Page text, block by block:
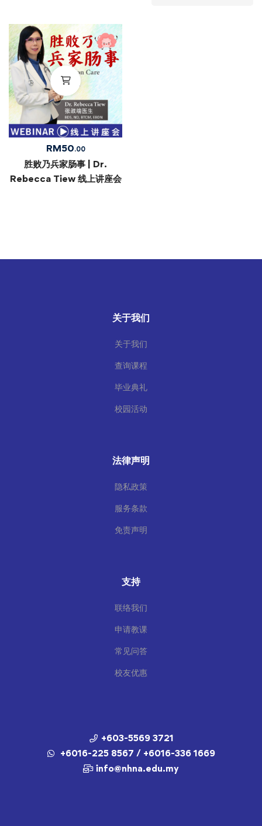
RM50.00
胜败乃兵家肠事 | Dr.
Rebecca Tiew 线上讲座会
关于我们
关于我们
查询课程
毕业典礼
校园活动
法律声明
隐私政策
服务条款
免责声明
支持
联络我们
申请教课
常见问答
校友优惠
+603-5569 3721
+6016-225 8567 / +6016-336 1669
info@nhna.edu.my